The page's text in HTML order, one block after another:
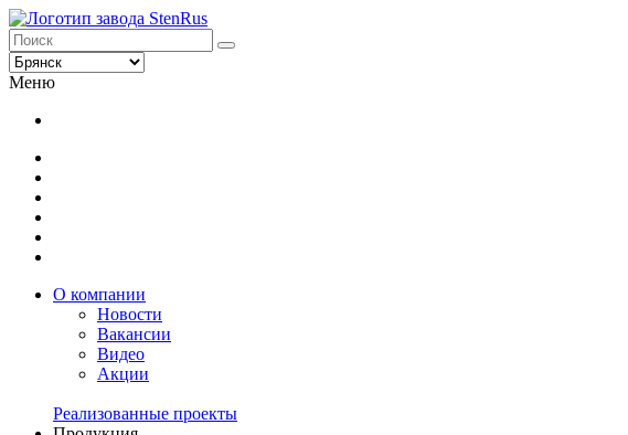
Меню
О компании
Новости
Вакансии
Видео
Акции
Реализованные проекты